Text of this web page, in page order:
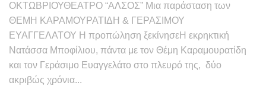
ΟΚΤΩΒΡΙΟΥΘΕΑΤΡΟ “ΑΛΣΟΣ” Μια παράσταση των
ΘΕΜΗ ΚΑΡΑΜΟΥΡΑΤΙΔΗ & ΓΕΡΑΣΙΜΟΥ
ΕΥΑΓΓΕΛΑΤΟΥ Η προπώληση ξεκίνησεΗ εκρηκτική
Νατάσσα Μποφίλιου, πάντα με τον Θέμη Καραμουρατίδη
και τον Γεράσιμο Ευαγγελάτο στο πλευρό της, δύο
ακριβώς χρόνια...